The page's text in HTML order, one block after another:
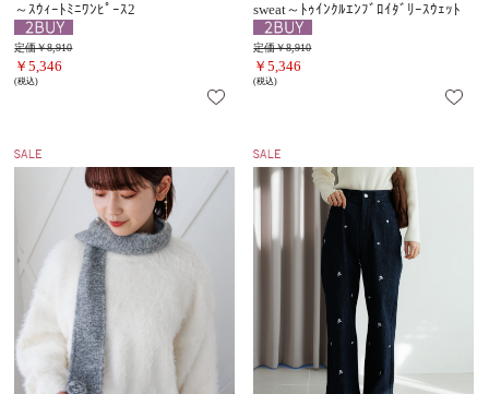
～ｽｳｨｰﾄﾐﾆﾜﾝﾋﾟｰｽ2
定価￥8,910
￥5,346
(税込)
sweat～ﾄｩｲﾝｸﾙｴﾝﾌﾞﾛｲﾀﾞﾘｰｽｳｪｯﾄ
定価￥8,910
￥5,346
(税込)